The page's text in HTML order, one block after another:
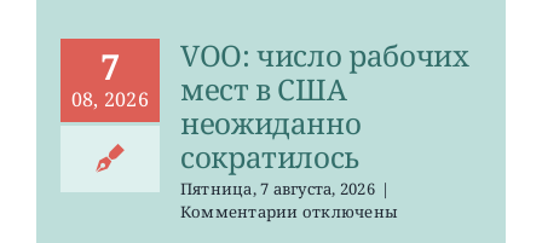
с
января
7
08, 2026
VOO: число рабочих
мест в США
неожиданно
сократилось
Пятница, 7 августа, 2026 |
Комментариикотключены